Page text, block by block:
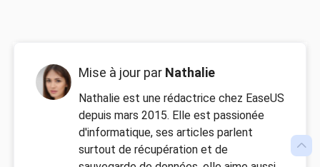

Mise à jour par Nathalie
Nathalie est une rédactrice chez EaseUS
depuis mars 2015. Elle est passionée
d'informatique, ses articles parlent
surtout de récupération et de